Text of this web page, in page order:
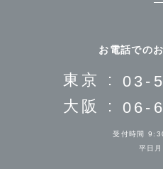
お電話での
東京 : 03-
大阪 : 06-
受付時間
平日